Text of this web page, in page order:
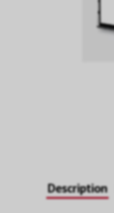
Description